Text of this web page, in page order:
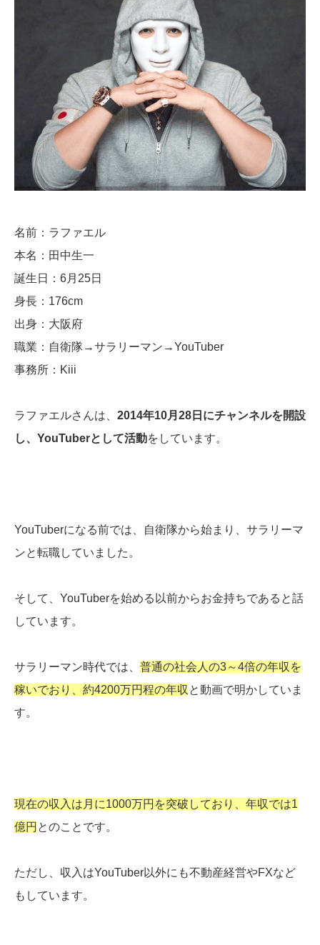
名前：ラファエル
本名：田中生一
誕生日：6月25日
身長：176cm
出身：大阪府
職業：自衛隊→サラリーマン→YouTuber
事務所：Kiii
ラファエルさんは、 2014年10月28日にチャンネルを開設
し、YouTuberとして活動をしています。
YouTuberになる前では、自衛隊から始まり、サラリーマ
ンと転職していました。
そして、YouTuberを始める以前からお金持ちであると話
しています。
サラリーマン時代では、 普通の社会人の3～4倍の年収を
稼いでおり、約4200万円程の年収 と動画で明かしていま
す。
現在の収入は月に1000万円を突破しており、年収では1
億円 とのことです。
ただし、収入はYouTuber以外にも不動産経営やFXなど
もしています。